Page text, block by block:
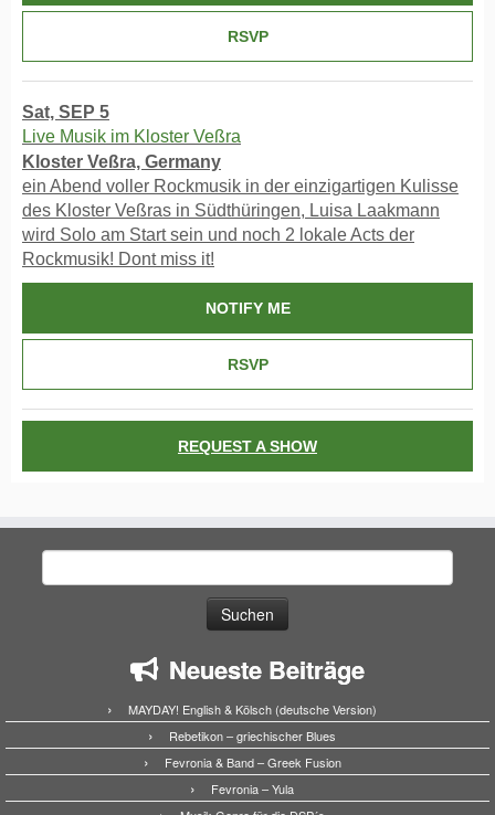
RSVP
Sat, SEP 5
Live Musik im Kloster Veßra
Kloster Veßra, Germany
ein Abend voller Rockmusik in der einzigartigen Kulisse
des Kloster Veßras in Südthüringen, Luisa Laakmann
wird Solo am Start sein und noch 2 lokale Acts der
Rockmusik! Dont miss it!
RSVP
NOTIFY ME
REQUEST A SHOW
Neueste Beiträge
MAYDAY! English & Kölsch (deutsche Version)
Rebetikon – griechischer Blues
Fevronia & Band – Greek Fusion
Fevronia – Yula